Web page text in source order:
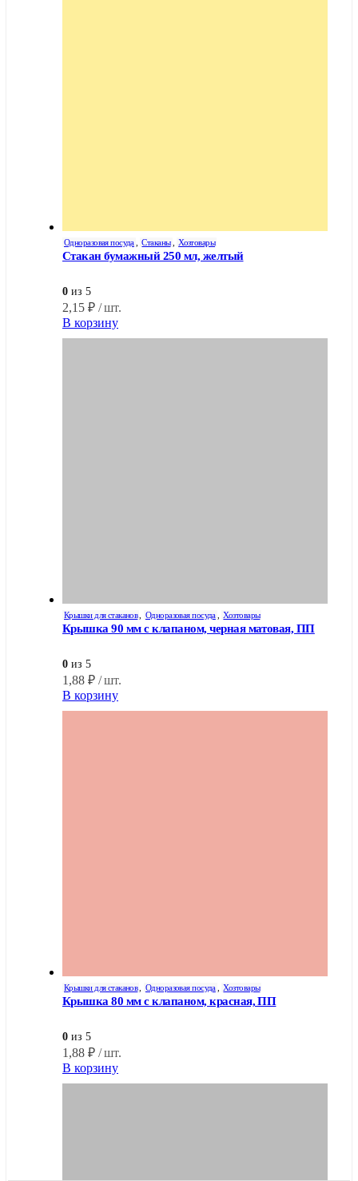
Одноразовая посуда Стаканы Хозтовары
Стакан бумажный 250 мл, желтый
0 из 5
2,15 ₽ / шт.
В корзину
Крышки для стаканов Одноразовая посуда Хозтовары
Крышка 90 мм с клапаном, черная матовая, ПП
0 из 5
1,88 ₽ / шт.
В корзину
Крышки для стаканов Одноразовая посуда Хозтовары
Крышка 80 мм с клапаном, красная, ПП
0 из 5
1,88 ₽ / шт.
В корзину